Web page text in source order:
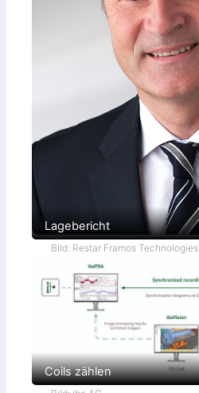
Lagebericht
Bild: Restar Framos Technologies
Coils zählen